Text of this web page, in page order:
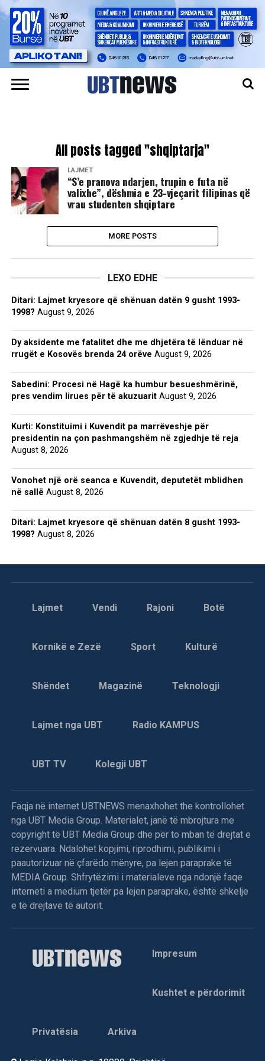
All posts tagged "shqiptarja"
LAJMET
“S’e pranova ndarjen, trupin e futa në
valixhe”, dëshmia e 23-vjeçarit filipinas që
vrau studenten shqiptare
MORE POSTS
LEXO EDHE
Ditari: Lajmet kryesore që shënuan datën 9 gusht 1993-
1998? August 9, 2026
Dy aksidente me fatalitet dhe me dhjetëra të lënduar në
rrugët e Kosovës brenda 24 orëve August 9, 2026
Sabedini: Procesi në Hagë ka humbur besueshmërinë,
pres vendim lirues për të akuzuarit August 9, 2026
Kurti: Konstituimi i Kuvendit pa marrëveshje për
presidentin na çon pashmangshëm në zgjedhje të reja
August 8, 2026
Vonohet një orë seanca e Kuvendit, deputetët mblidhen
në sallë August 8, 2026
Ditari: Lajmet kryesore që shënuan datën 8 gusht 1993-
1998? August 8, 2026
Lajmet Vendi Rajoni Botë
Kornikë e Zezë Sport Kulturë
Shëndet Magazinë Teknologji
Lajmet nga UBT Radio KAMPUS
UBT TV Kolegji UBT
Faqja në internet UBTNEWS menaxhohet the kontrollohet
nga UBT Media Group. Materialet, janë të mbrojtura me
copyright të UBT Media Group dhe për to mban të drejtat e
rezervuara. Ndalohet kopjimi, riprodhimi, publikimi i
paautorizuar në çfarëdo mënyre, pa lejen paraprake të
MEDIA Group. Shfrytëzimi i materialeve nga ndonjë faqe
interneti a medium tjetër pa lejen paraprake, është shkelje
e të drejtave të autorit.
Impresum
Kushtet e përdorimit
Privatësia Arkiva